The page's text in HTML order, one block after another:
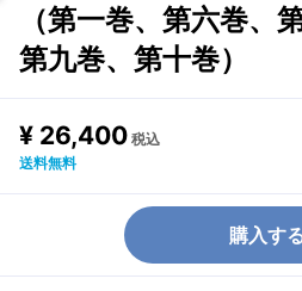
（第一巻、第六巻、
第九巻、第十巻）
¥ 26,400 税込
送料無料
購入す